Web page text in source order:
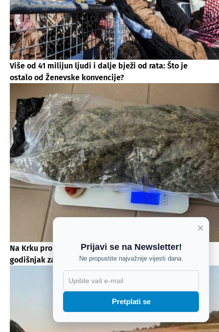
Više od 41 milijun ljudi i dalje bježi od rata: Što je
ostalo od Ženevske konvencije?
Na Krku pronađena droga, vage i revolver: 44-
godišnjak završio u pritvoru
×
Prijavi se na Newsletter!
Ne propustite najvažnije vijesti dana.
Pretplati se